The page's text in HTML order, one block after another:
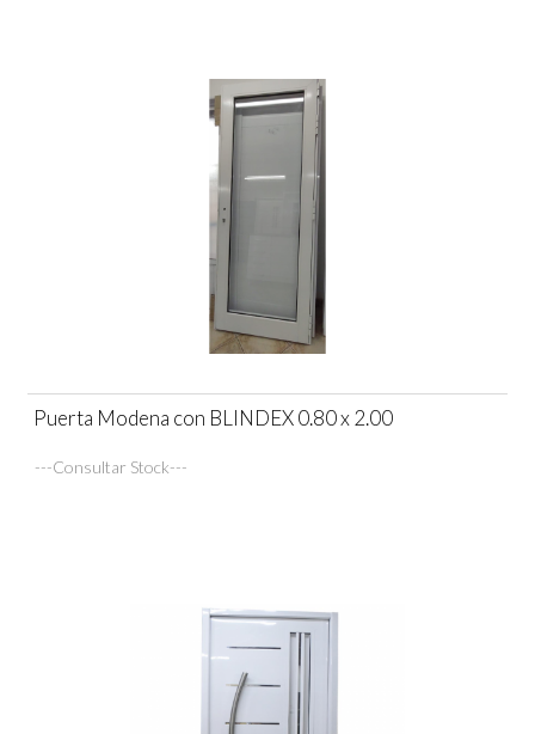
Puerta Modena con BLINDEX 0.80 x 2.00
---Consultar Stock---